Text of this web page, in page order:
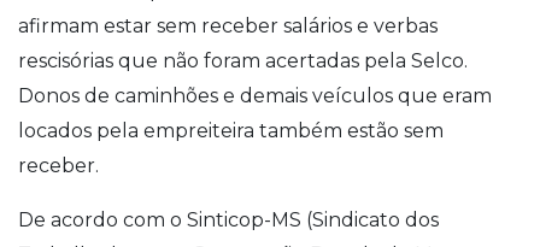
afirmam estar sem receber salários e verbas
rescisórias que não foram acertadas pela Selco.
Donos de caminhões e demais veículos que eram
locados pela empreiteira também estão sem
receber.
De acordo com o Sinticop-MS (Sindicato dos